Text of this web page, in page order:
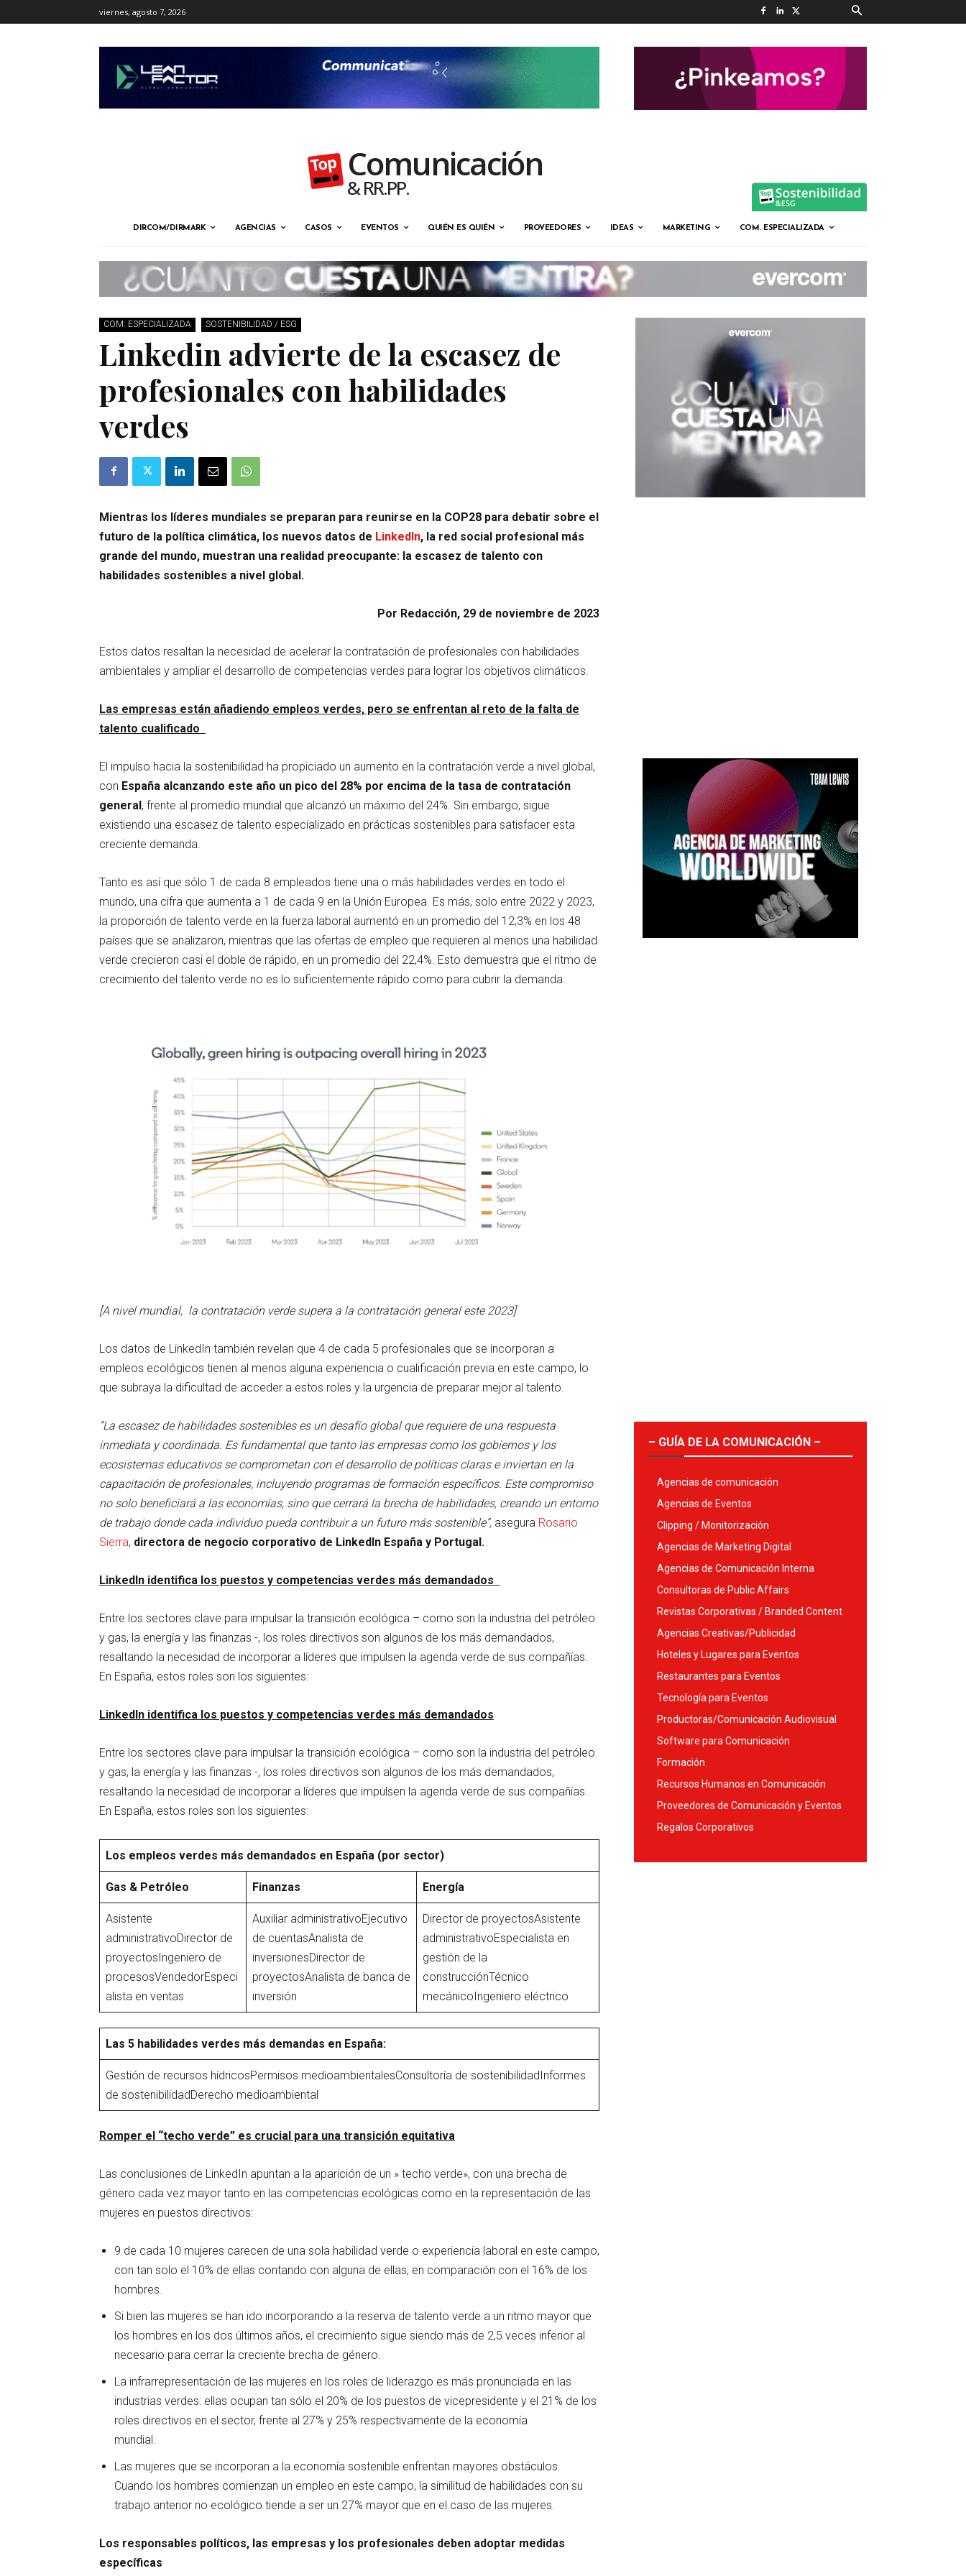
viernes, agosto 7, 2026
Comunicación
& RR.PP.
DIRCOM/DIRMARK AGENCIAS CASOS EVENTOS QUIÉN ES QUIÉN PROVEEDORES IDEAS MARKETING COM. ESPECIALIZADA
COM. ESPECIALIZADA SOSTENIBILIDAD / ESG
Linkedin advierte de la escasez de
profesionales con habilidades
verdes
Mientras los líderes mundiales se preparan para reunirse en la COP28 para debatir sobre el
futuro de la política climática, los nuevos datos de LinkedIn, la red social profesional más
grande del mundo, muestran una realidad preocupante: la escasez de talento con
habilidades sostenibles a nivel global.
Por Redacción, 29 de noviembre de 2023
Estos datos resaltan la necesidad de acelerar la contratación de profesionales con habilidades
ambientales y ampliar el desarrollo de competencias verdes para lograr los objetivos climáticos.
Las empresas están añadiendo empleos verdes, pero se enfrentan al reto de la falta de
talento cualificado
El impulso hacia la sostenibilidad ha propiciado un aumento en la contratación verde a nivel global,
con España alcanzando este año un pico del 28% por encima de la tasa de contratación
general, frente al promedio mundial que alcanzó un máximo del 24%. Sin embargo, sigue
existiendo una escasez de talento especializado en prácticas sostenibles para satisfacer esta
creciente demanda.
Tanto es así que sólo 1 de cada 8 empleados tiene una o más habilidades verdes en todo el
mundo, una cifra que aumenta a 1 de cada 9 en la Unión Europea. Es más, solo entre 2022 y 2023,
la proporción de talento verde en la fuerza laboral aumentó en un promedio del 12,3% en los 48
países que se analizaron, mientras que las ofertas de empleo que requieren al menos una habilidad
verde crecieron casi el doble de rápido, en un promedio del 22,4%. Esto demuestra que el ritmo de
crecimiento del talento verde no es lo suficientemente rápido como para cubrir la demanda.
[A nivel mundial, la contratación verde supera a la contratación general este 2023]
Los datos de LinkedIn también revelan que 4 de cada 5 profesionales que se incorporan a
empleos ecológicos tienen al menos alguna experiencia o cualificación previa en este campo, lo
que subraya la dificultad de acceder a estos roles y la urgencia de preparar mejor al talento.
“La escasez de habilidades sostenibles es un desafío global que requiere de una respuesta
inmediata y coordinada. Es fundamental que tanto las empresas como los gobiernos y los
ecosistemas educativos se comprometan con el desarrollo de políticas claras e inviertan en la
capacitación de profesionales, incluyendo programas de formación específicos. Este compromiso
no solo beneficiará a las economías, sino que cerrará la brecha de habilidades, creando un entorno
de trabajo donde cada individuo pueda contribuir a un futuro más sostenible”, asegura Rosario
Sierra, directora de negocio corporativo de LinkedIn España y Portugal.
LinkedIn identifica los puestos y competencias verdes más demandados
Entre los sectores clave para impulsar la transición ecológica – como son la industria del petróleo
y gas, la energía y las finanzas -, los roles directivos son algunos de los más demandados,
resaltando la necesidad de incorporar a líderes que impulsen la agenda verde de sus compañías.
En España, estos roles son los siguientes:
LinkedIn identifica los puestos y competencias verdes más demandados
Entre los sectores clave para impulsar la transición ecológica – como son la industria del petróleo
y gas, la energía y las finanzas -, los roles directivos son algunos de los más demandados,
resaltando la necesidad de incorporar a líderes que impulsen la agenda verde de sus compañías.
En España, estos roles son los siguientes:
Los empleos verdes más demandados en España (por sector)
Gas & Petróleo Finanzas Energía
Asistente
administrativoDirector de
proyectosIngeniero de
procesosVendedorEspeci
alista en ventas
Auxiliar administrativoEjecutivo
de cuentasAnalista de
inversionesDirector de
proyectosAnalista de banca de
inversión
Director de proyectosAsistente
administrativoEspecialista en
gestión de la
construcciónTécnico
mecánicoIngeniero eléctrico
Las 5 habilidades verdes más demandas en España:
Gestión de recursos hídricosPermisos medioambientalesConsultoría de sostenibilidadInformes
de sostenibilidadDerecho medioambiental
Romper el “techo verde” es crucial para una transición equitativa
Las conclusiones de LinkedIn apuntan a la aparición de un » techo verde», con una brecha de
género cada vez mayor tanto en las competencias ecológicas como en la representación de las
mujeres en puestos directivos:
9 de cada 10 mujeres carecen de una sola habilidad verde o experiencia laboral en este campo,
con tan solo el 10% de ellas contando con alguna de ellas, en comparación con el 16% de los
hombres.
Si bien las mujeres se han ido incorporando a la reserva de talento verde a un ritmo mayor que
los hombres en los dos últimos años, el crecimiento sigue siendo más de 2,5 veces inferior al
necesario para cerrar la creciente brecha de género.
La infrarrepresentación de las mujeres en los roles de liderazgo es más pronunciada en las
industrias verdes: ellas ocupan tan sólo el 20% de los puestos de vicepresidente y el 21% de los
roles directivos en el sector, frente al 27% y 25% respectivamente de la economía
mundial.
Las mujeres que se incorporan a la economía sostenible enfrentan mayores obstáculos.
Cuando los hombres comienzan un empleo en este campo, la similitud de habilidades con su
trabajo anterior no ecológico tiende a ser un 27% mayor que en el caso de las mujeres.
Los responsables políticos, las empresas y los profesionales deben adoptar medidas
específicas
– GUÍA DE LA COMUNICACIÓN –
Agencias de comunicación
Agencias de Eventos
Clipping / Monitorización
Agencias de Marketing Digital
Agencias de Comunicación Interna
Consultoras de Public Affairs
Revistas Corporativas / Branded Content
Agencias Creativas/Publicidad
Hoteles y Lugares para Eventos
Restaurantes para Eventos
Tecnología para Eventos
Productoras/Comunicación Audiovisual
Software para Comunicación
Formación
Recursos Humanos en Comunicación
Proveedores de Comunicación y Eventos
Regalos Corporativos